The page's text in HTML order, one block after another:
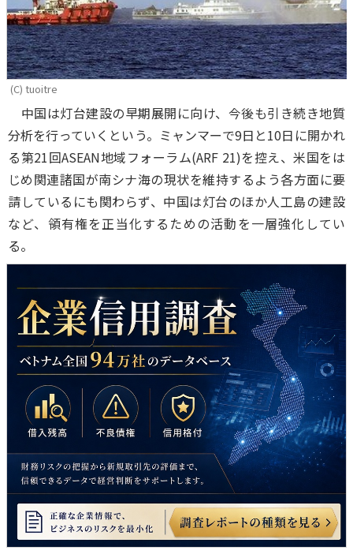
(C) tuoitre
中国は灯台建設の早期展開に向け、今後も引き続き地質
分析を行っていくという。ミャンマーで9日と10日に開かれ
る第21回ASEAN地域フォーラム(ARF 21)を控え、米国をは
じめ関連諸国が南シナ海の現状を維持するよう各方面に要
請しているにも関わらず、中国は灯台のほか人工島の建設
など、領有権を正当化するための活動を一層強化してい
る。